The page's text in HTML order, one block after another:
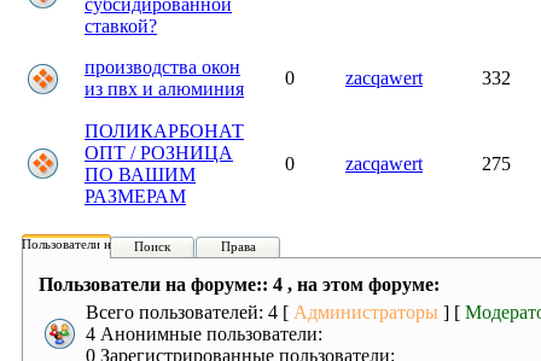
субсидированной
ставкой?
производства окон
из пвх и алюминия
0 zacqawert 332
ПОЛИКАРБОНАТ
ОПТ / РОЗНИЦА
ПО ВАШИМ
РАЗМЕРАМ
0 zacqawert 275
Пользователи на форуме:
Поиск Права
Пользователи на форуме:: 4 , на этом форуме:
Всего пользователей: 4 [ Администраторы ] [
4 Анонимные пользователи:
0 Зарегистрированные пользователи: